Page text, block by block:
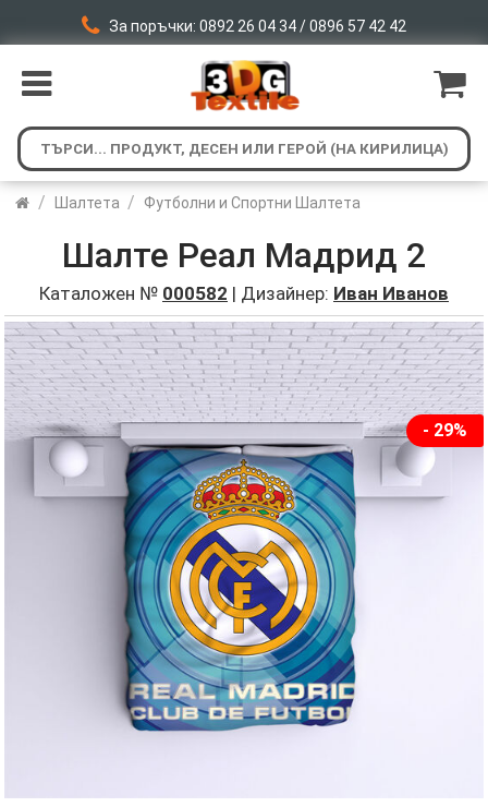
За поръчки: 0892 26 04 34 / 0896 57 42 42
/ Шалтета / Футболни и Спортни Шалтета
Шалте Реал Мадрид 2
Каталожен № 000582 | Дизайнер: Иван Иванов
- 29%